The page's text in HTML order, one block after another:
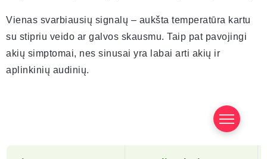
Vienas svarbiausių signalų – aukšta temperatūra kartu
su stipriu veido ar galvos skausmu. Taip pat pavojingi
akių simptomai, nes sinusai yra labai arti akių ir
aplinkinių audinių.